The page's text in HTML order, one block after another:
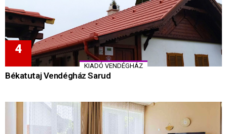
KIADÓ VENDÉGHÁZ
Békatutaj Vendégház Sarud